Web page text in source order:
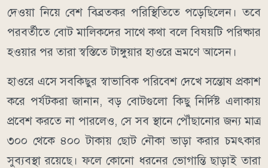
দেওয়া নিয়ে বেশ বিব্রতকর পরিস্থিতিতে পড়েছিলেন। তবে
পরবর্তীতে বোট মালিকদের সাথে কথা বলে বিষয়টি পরিষ্কার
হওয়ার পর তারা স্বস্তিতে টাঙ্গুয়ার হাওরে ভ্রমণে আসেন।
​হাওরে এসে সবকিছুর স্বাভাবিক পরিবেশ দেখে সন্তোষ প্রকাশ
করে পর্যটকরা জানান, বড় বোটগুলো কিছু নির্দিষ্ট এলাকায়
প্রবেশ করতে না পারলেও, সে সব স্থানে পৌঁছানোর জন্য মাত্র
৩০০ থেকে ৪০০ টাকায় ছোট নৌকা ভাড়া করার চমৎকার
সুব্যবস্থা রয়েছে। ফলে কোনো ধরনের ভোগান্তি ছাড়াই তারা